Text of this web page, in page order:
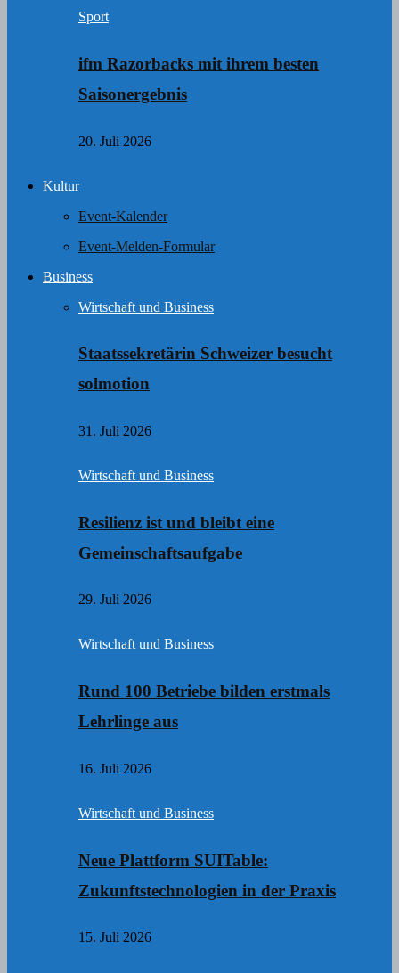
Sport
ifm Razorbacks mit ihrem besten
Saisonergebnis
20. Juli 2026
Kultur
Event-Kalender
Event-Melden-Formular
Business
Wirtschaft und Business
Staatssekretärin Schweizer besucht
solmotion
31. Juli 2026
Wirtschaft und Business
Resilienz ist und bleibt eine
Gemeinschaftsaufgabe
29. Juli 2026
Wirtschaft und Business
Rund 100 Betriebe bilden erstmals
Lehrlinge aus
16. Juli 2026
Wirtschaft und Business
Neue Plattform SUITable:
Zukunftstechnologien in der Praxis
15. Juli 2026